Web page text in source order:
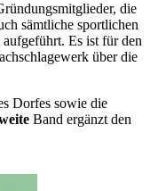
die
sämtliche sportlichen
Es ist für den
über die
Dorfes sowie die
Band ergänzt den